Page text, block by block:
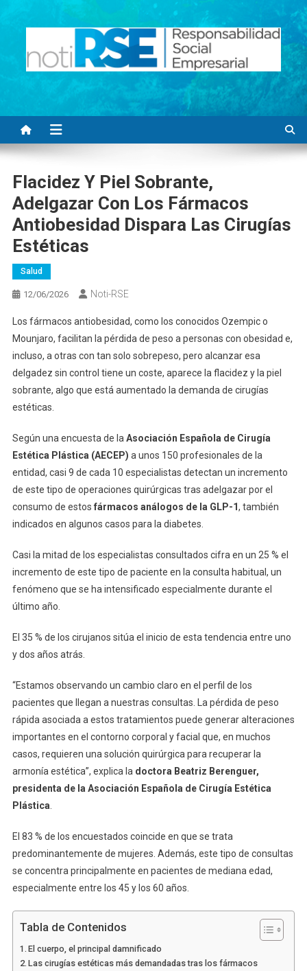
Noti RSE
Noticias con sentido responsable
Flacidez Y Piel Sobrante,
Adelgazar Con Los Fármacos
Antiobesidad Dispara Las Cirugías
Estéticas
Salud
12/06/2026 Noti-RSE
Los fármacos antiobesidad, como los conocidos Ozempic o
Mounjaro, facilitan la pérdida de peso a personas con obesidad e,
incluso, a otras con tan solo sobrepeso, pero alcanzar esa
delgadez sin control tiene un coste, aparece la flacidez y la piel
sobrante, algo que está aumentado la demanda de cirugías
estéticas.
Según una encuesta de laAsociación Española de Cirugía
Estética Plástica (AECEP) a unos 150 profesionales de la
entidad, casi 9 de cada 10 especialistas detectan un incremento
de este tipo de operaciones quirúrgicas tras adelgazar por el
consumo de estos fármacos análogos de la GLP-1, también
indicados en algunos casos para la diabetes.
Casi la mitad de los especialistas consultados cifra en un 25 % el
incremento de este tipo de paciente en la consulta habitual, un
fenómeno que se ha intensificado especialmente durante el
último año.
El 35 % de los cirujanos sitúa el inicio de esta tendencia entre uno
y dos años atrás.
“Estamos observando un cambio claro en el perfil de los
pacientes que llegan a nuestras consultas. La pérdida de peso
rápida asociada a estos tratamientos puede generar alteraciones
importantes en el contorno corporal y facial que, en muchos
casos, requieren una solución quirúrgica para recuperar la
armonía estética”, explica la doctora Beatriz Berenguer,
presidenta de la Asociación Española de Cirugía Estética
Plástica.
El 83 % de los encuestados coincide en que se trata
predominantemente de mujeres. Además, este tipo de consultas
se concentra principalmente en pacientes de mediana edad,
especialmente entre los 45 y los 60 años.
Tabla de Contenidos
El cuerpo, el principal damnificado
Las cirugías estéticas más demandadas tras los fármacos